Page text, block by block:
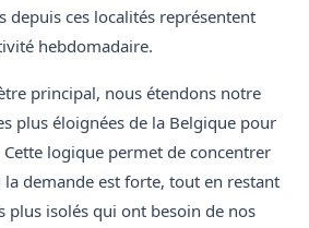
depuis ces localités représentent
hebdomadaire.
principal, nous étendons notre
plus éloignées de la Belgique pour
logique permet de concentrer
demande est forte, tout en restant
plus isolés qui ont besoin de nos